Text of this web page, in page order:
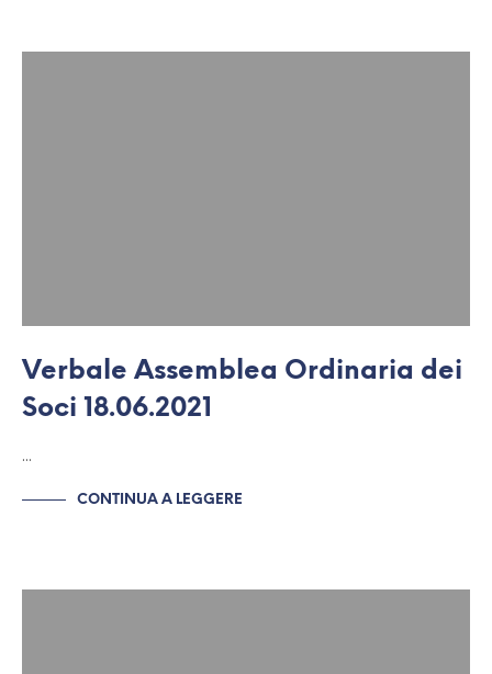
Verbale Assemblea Ordinaria dei
Soci 18.06.2021
…
CONTINUA A LEGGERE